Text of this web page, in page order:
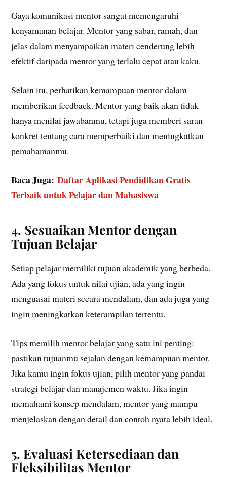
Gaya komunikasi mentor sangat memengaruhi
kenyamanan belajar. Mentor yang sabar, ramah, dan
jelas dalam menyampaikan materi cenderung lebih
efektif daripada mentor yang terlalu cepat atau kaku.
Selain itu, perhatikan kemampuan mentor dalam
memberikan feedback. Mentor yang baik akan tidak
hanya menilai jawabanmu, tetapi juga memberi saran
konkret tentang cara memperbaiki dan meningkatkan
pemahamanmu.
Baca Juga:Daftar Aplikasi Pendidikan Gratis
Terbaik untuk Pelajar dan Mahasiswa
4. Sesuaikan Mentor dengan
Tujuan Belajar
Setiap pelajar memiliki tujuan akademik yang berbeda.
Ada yang fokus untuk nilai ujian, ada yang ingin
menguasai materi secara mendalam, dan ada juga yang
ingin meningkatkan keterampilan tertentu.
Tips memilih mentor belajar yang satu ini penting:
pastikan tujuanmu sejalan dengan kemampuan mentor.
Jika kamu ingin fokus ujian, pilih mentor yang pandai
strategi belajar dan manajemen waktu. Jika ingin
memahami konsep mendalam, mentor yang mampu
menjelaskan dengan detail dan contoh nyata lebih ideal.
5. Evaluasi Ketersediaan dan
Fleksibilitas Mentor